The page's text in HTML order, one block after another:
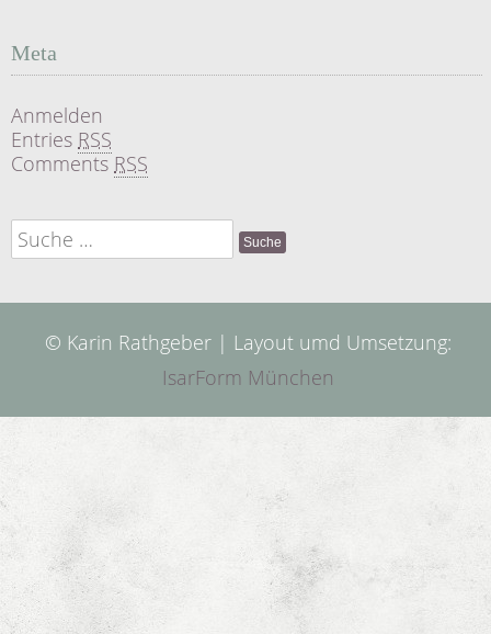
Meta
Anmelden
Entries RSS
Comments RSS
Suche
nach:
© Karin Rathgeber | Layout umd Umsetzung:
IsarForm München